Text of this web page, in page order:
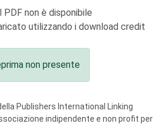
non è disponibile
utilizzando i download credit
non presente
Publishers International Linking
indipendente e non profit per